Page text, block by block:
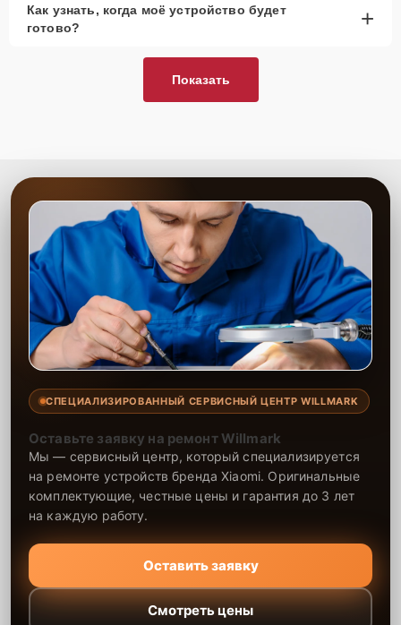
Как узнать, когда моё устройство будет
готово?
+
Показать
СПЕЦИАЛИЗИРОВАННЫЙ СЕРВИСНЫЙ ЦЕНТР WILLMARK
Оставьте заявку на ремонт Willmark
Мы — сервисный центр, который специализируется
на ремонте устройств бренда Xiaomi. Оригинальные
комплектующие, честные цены и гарантия до 3 лет
на каждую работу.
Оставить заявку
Смотреть цены